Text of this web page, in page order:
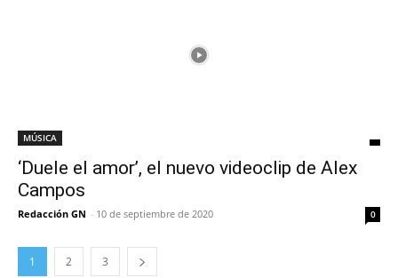
MÚSICA
‘Duele el amor’, el nuevo videoclip de Alex
Campos
Redacción GN - 10 de septiembre de 2020 0
1 2 3